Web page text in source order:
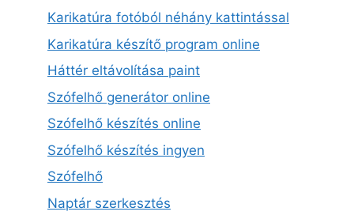
Karikatúra fotóból néhány kattintással
Karikatúra készítő program online
Háttér eltávolítása paint
Szófelhő generátor online
Szófelhő készítés online
Szófelhő készítés ingyen
Szófelhő
Naptár szerkesztés